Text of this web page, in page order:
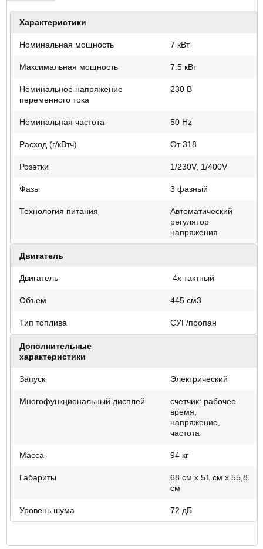
Характеристики
Номинальная мощность 7 кВт
Максимальная мощность 7.5 кВт
Номинальное напряжение
переменного тока
230 В
Номинальная частота 50 Hz
Расход (г/кВтч) От 318
Розетки 1/230V, 1/400V
Фазы 3 фазный
Технология питания
Автоматический
регулятор
напряжения
Двигатель
Двигатель 4х тактный
Объем 445 см3
Тип топлива СУГ/пропан
Дополнительные
характеристики
Запуск Электрический
Многофункциональный дисплей
счетчик: рабочее
время,
напряжение,
частота
Масса 94 кг
Габариты
68 см x 51 см x 55,8
см
Уровень шума 72 дБ